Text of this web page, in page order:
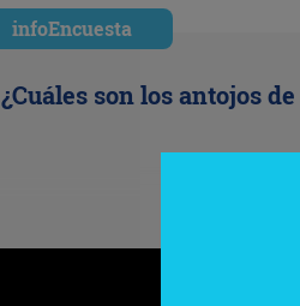
infoEncuesta
¿Cuáles son los antojos